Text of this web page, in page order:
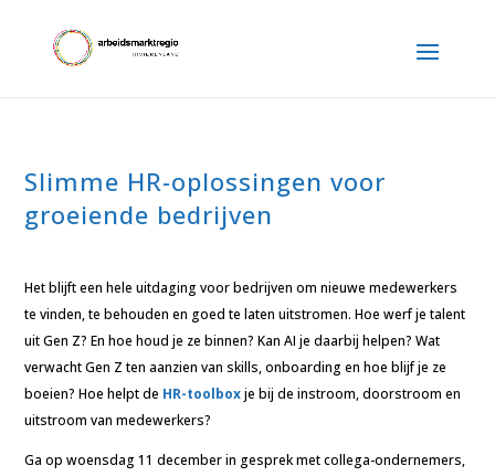
Slimme HR-oplossingen voor
groeiende bedrijven
Het blijft een hele uitdaging voor bedrijven om nieuwe medewerkers
te vinden, te behouden en goed te laten uitstromen. Hoe werf je talent
uit Gen Z? En hoe houd je ze binnen? Kan AI je daarbij helpen? Wat
verwacht Gen Z ten aanzien van skills, onboarding en hoe blijf je ze
boeien? Hoe helpt de HR-toolboxje bij de instroom, doorstroom en
uitstroom van medewerkers?
Ga op woensdag 11 december in gesprek met collega-ondernemers,